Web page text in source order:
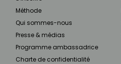
Méthode
Qui sommes-nous
Presse & médias
Programme ambassadrice
Charte de confidentialité